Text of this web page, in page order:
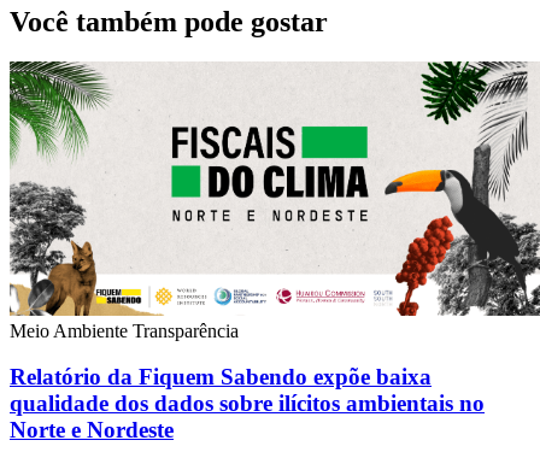
Você também pode gostar
Meio Ambiente Transparência
Relatório da Fiquem Sabendo expõe baixa
qualidade dos dados sobre ilícitos ambientais no
Norte e Nordeste